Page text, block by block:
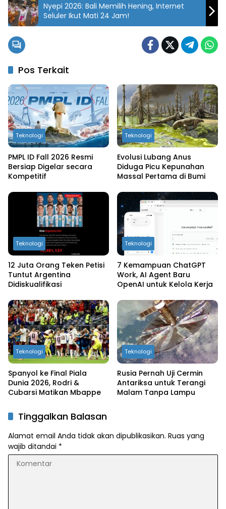
Nyepi 2026: Bali Memilih Hening, Internet
Seluler Ikut Mati 24 Jam!
Pos Terkait
Teknologi
PMPL ID Fall 2026 Resmi
Bersiap Digelar secara
Kompetitif
Teknologi
Evolusi Lubang Anus
Diduga Picu Kepunahan
Massal Pertama di Bumi
Teknologi
12 Juta Orang Teken Petisi
Tuntut Argentina
Didiskualifikasi
Teknologi
7 Kemampuan ChatGPT
Work, AI Agent Baru
OpenAI untuk Kelola Kerja
Teknologi
Spanyol ke Final Piala
Dunia 2026, Rodri &
Cubarsi Matikan Mbappe
Teknologi
Rusia Pernah Uji Cermin
Antariksa untuk Terangi
Malam Tanpa Lampu
Tinggalkan Balasan
Alamat email Anda tidak akan dipublikasikan. Ruas yang
wajib ditandai *